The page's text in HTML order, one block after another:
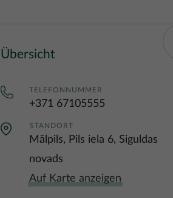
Übersicht
TELEFONNUMMER
+371 67105555
STANDORT
Mālpils, Pils iela 6, Siguldas
novads
Auf Karte anzeigen